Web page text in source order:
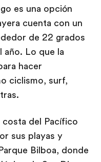
es una opción
cuenta con un
de 22 grados
Lo que la
hacer
ciclismo, surf,
costa del Pacífico
sus playas y
Bilboa, donde